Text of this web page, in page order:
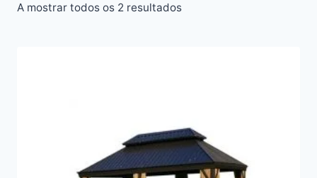
A mostrar todos os 2 resultados